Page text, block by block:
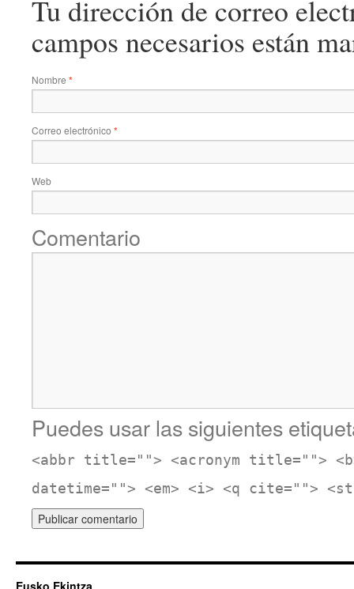
Tu dirección de correo
campos necesarios están
Nombre *
Correo electrónico *
Web
Comentario
Puedes usar las siguientes
<abbr title=""> <acronym title="">
datetime=""> <em> <i> <q cite="">
Eusko Ekintza